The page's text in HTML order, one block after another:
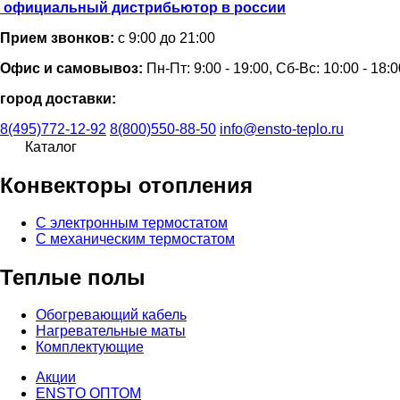
официальный дистрибьютор в россии
Прием звонков: с 9:00 до 21:00
Офис и самовывоз: Пн-Пт: 9:00 - 19:00, Сб-Вс: 10:00 -
город доставки:
8(495)772-12-92 8(800)550-88-50 info@ensto-teplo.ru
Каталог
Конвекторы отопления
С электронным термостатом
С механическим термостатом
Теплые полы
Обогревающий кабель
Нагревательные маты
Комплектующие
Акции
ENSTO ОПТОМ